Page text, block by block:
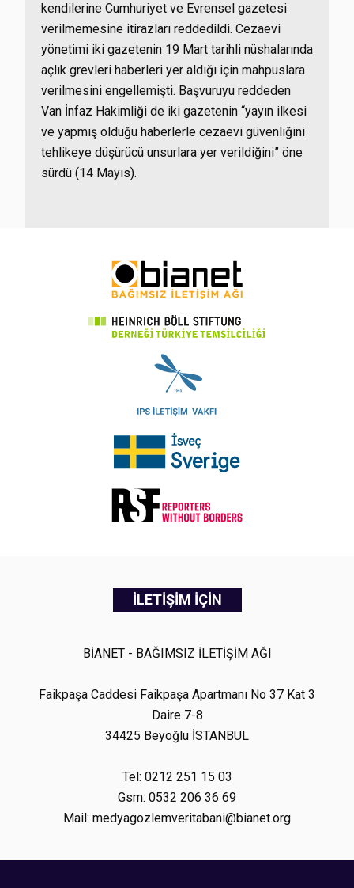
kendilerine Cumhuriyet ve Evrensel gazetesi
verilmemesine itirazları reddedildi. Cezaevi
yönetimi iki gazetenin 19 Mart tarihli nüshalarında
açlık grevleri haberleri yer aldığı için mahpuslara
verilmesini engellemişti. Başvuruyu reddeden
Van İnfaz Hakimliği de iki gazetenin “yayın ilkesi
ve yapmış olduğu haberlerle cezaevi güvenliğini
tehlikeye düşürücü unsurlara yer verildiğini” öne
sürdü (14 Mayıs).
İLETİŞİM İÇİN
BİANET - BAĞIMSIZ İLETİŞİM AĞI
Faikpaşa Caddesi Faikpaşa Apartmanı No 37 Kat 3
Daire 7-8
34425 Beyoğlu İSTANBUL
Tel: 0212 251 15 03
Gsm: 0532 206 36 69
Mail: medyagozlemveritabani@bianet.org